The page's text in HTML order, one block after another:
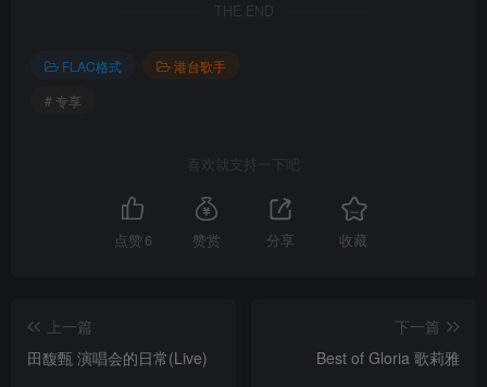
THE END
FLAC格式
港台歌手
# 专享
喜欢就支持一下吧
点赞 6 赞赏 分享 收藏
上一篇
田馥甄 演唱会的日常(Live)
下一篇
Best of Gloria 歌莉雅